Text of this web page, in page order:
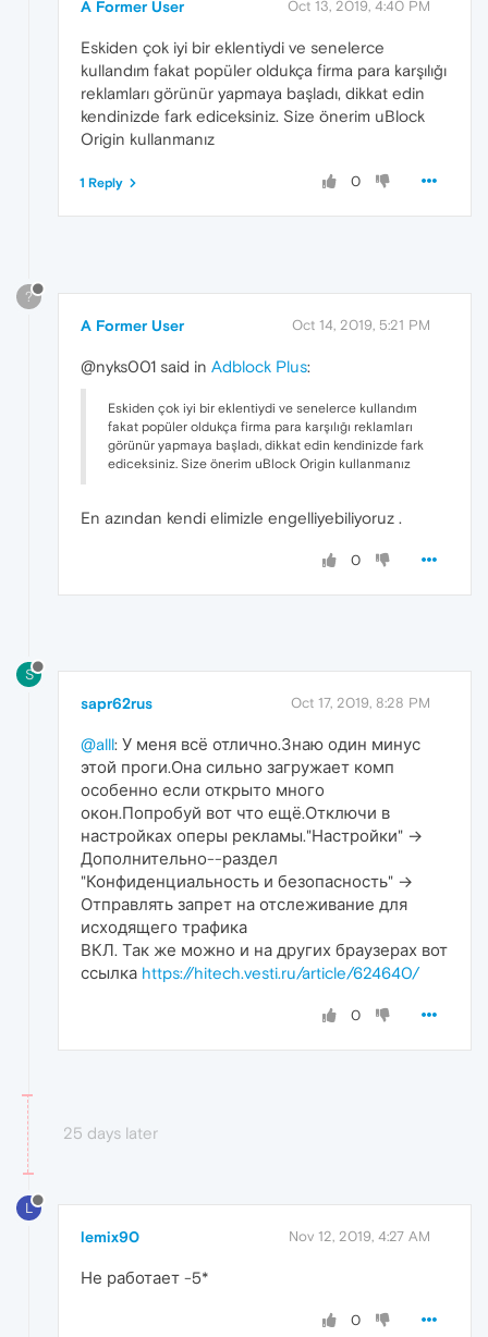
A Former User Oct 13, 2019, 4:40 PM
Eskiden çok iyi bir eklentiydi ve senelerce
kullandım fakat popüler oldukça firma para karşılığı
reklamları görünür yapmaya başladı, dikkat edin
kendinizde fark ediceksiniz. Size önerim uBlock
Origin kullanmanız
0
1 Reply
?
A Former User Oct 14, 2019, 5:21 PM
@nyks001 said in Adblock Plus:
Eskiden çok iyi bir eklentiydi ve senelerce kullandım
fakat popüler oldukça firma para karşılığı reklamları
görünür yapmaya başladı, dikkat edin kendinizde fark
ediceksiniz. Size önerim uBlock Origin kullanmanız
En azından kendi elimizle engelliyebiliyoruz .
0
S
sapr62rus Oct 17, 2019, 8:28 PM
@alll: У меня всё отлично.Знаю один минус
этой проги.Она сильно загружает комп
особенно если открыто много
окон.Попробуй вот что ещё.Отключи в
настройках оперы рекламы."Настройки" →
Дополнительно--раздел
"Конфиденциальность и безопасность" →
Отправлять запрет на отслеживание для
исходящего трафика
ВКЛ. Так же можно и на других браузерах вот
ссылка https://hitech.vesti.ru/article/624640/
0
25 days later
L
lemix90 Nov 12, 2019, 4:27 AM
Не работает -5*
0